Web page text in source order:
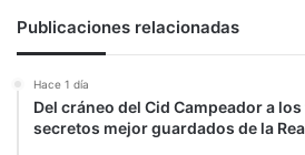
Publicaciones relacionadas
Hace 1 día
Del cráneo del Cid Campeador a
secretos mejor guardados de la